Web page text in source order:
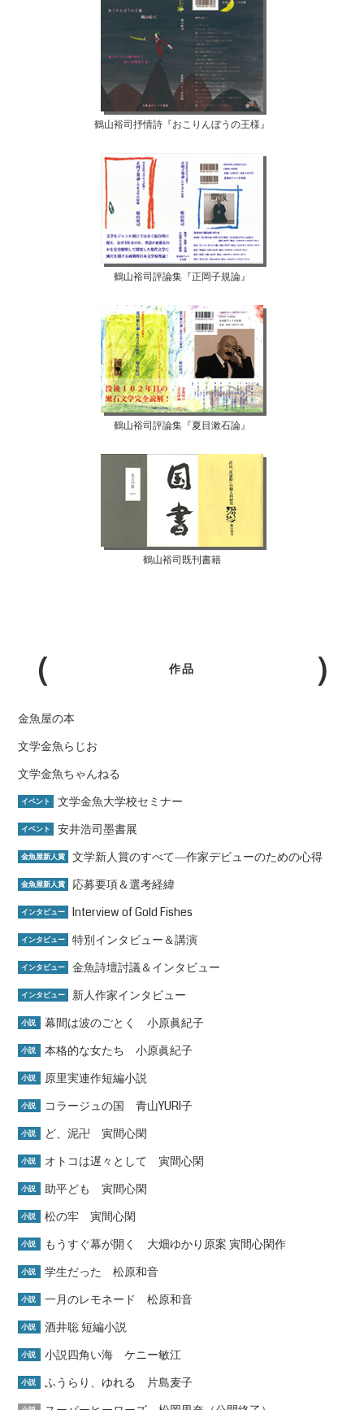
鶴山裕司抒情詩『おこりんぼうの王様』
鶴山裕司評論集『正岡子規論』
鶴山裕司評論集『夏目漱石論』
鶴山裕司既刊書籍
作品
金魚屋の本
文学金魚らじお
文学金魚ちゃんねる
イベント 文学金魚大学校セミナー
イベント 安井浩司墨書展
金魚屋新人賞 文学新人賞のすべて―作家デビューのための心得
金魚屋新人賞 応募要項＆選考経緯
インタビュー Interview of Gold Fishes
インタビュー 特別インタビュー＆講演
インタビュー 金魚詩壇討議＆インタビュー
インタビュー 新人作家インタビュー
小説 幕間は波のごとく 小原眞紀子
小説 本格的な女たち 小原眞紀子
小説 原里実連作短編小説
小説 コラージュの国 青山YURI子
小説 ど、泥卍 寅間心閑
小説 オトコは遅々として 寅間心閑
小説 助平ども 寅間心閑
小説 松の牢 寅間心閑
小説 もうすぐ幕が開く 大畑ゆかり原案 寅間心閑作
小説 学生だった 松原和音
小説 一月のレモネード 松原和音
小説 酒井聡 短編小説
小説 小説四角い海 ケニー敏江
小説 ふうらり、ゆれる 片島麦子